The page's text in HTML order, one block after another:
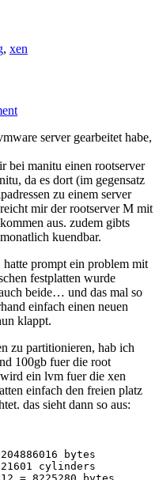
, xen
on
testserverchen
server gearbeitet habe,
bei manitu einen rootserver
da es dort (im gegensatz
zu einem server
mir der rootserver M mit
aus. zudem gibts
kuendbar.
prompt ein problem mit
festplatten wurde
beide… und das mal so
einfach einen neuen
klappt.
zu partitionieren, hab ich
100gb fuer die root
ein lvm fuer die xen
einfach den freien platz
das sieht dann so aus:
bytes
cylinders